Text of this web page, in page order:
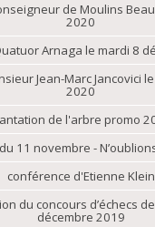
de Moulins
2020
Arnaga le mardi 8
Jean-Marc Jancovici
2020
de l'arbre promo
11 novembre -
conférence d'Etienne Klein
du concours d’échecs
décembre 2019